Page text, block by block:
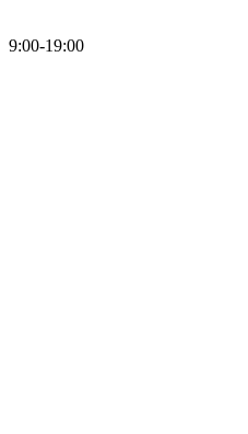
9:00-19:00